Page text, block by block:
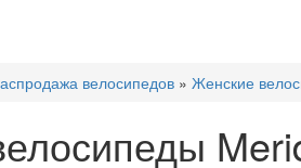
велосипедов » Женские